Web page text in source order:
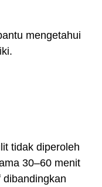
mengetahui
tidak diperoleh
30–60 menit